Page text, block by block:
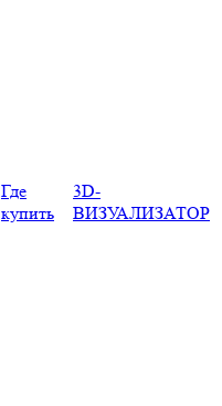
Где
купить
3D-
ВИЗУАЛИЗАТОР